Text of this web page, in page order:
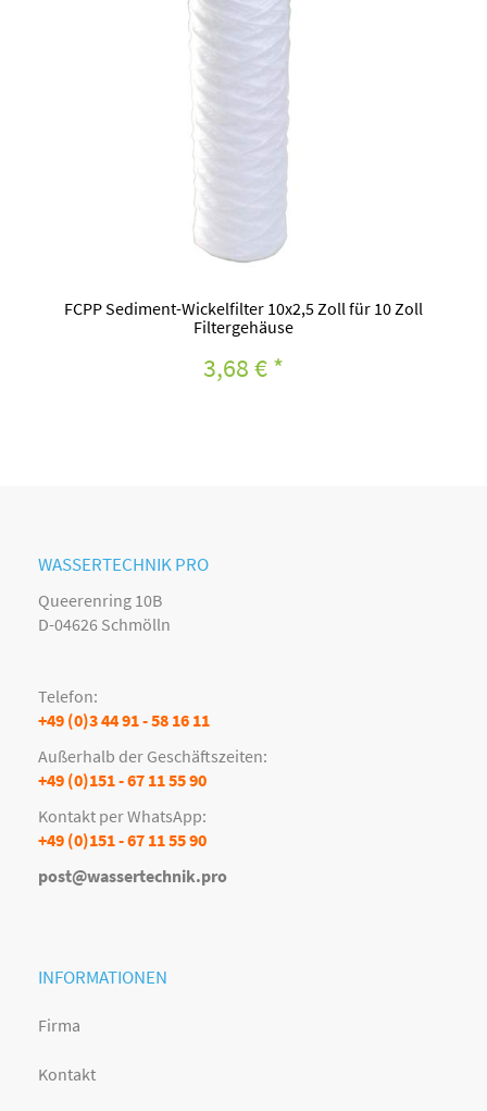
FCPP Sediment-Wickelfilter 10x2,5 Zoll für 10 Zoll
Filtergehäuse
3,68 €*
WASSERTECHNIK PRO
Queerenring 10B
D-04626 Schmölln
Telefon:
+49 (0)3 44 91 - 58 16 11
Außerhalb der Geschäftszeiten:
+49 (0)151 - 67 11 55 90
Kontakt per WhatsApp:
+49 (0)151 - 67 11 55 90
post@wassertechnik.pro
INFORMATIONEN
Firma
Kontakt